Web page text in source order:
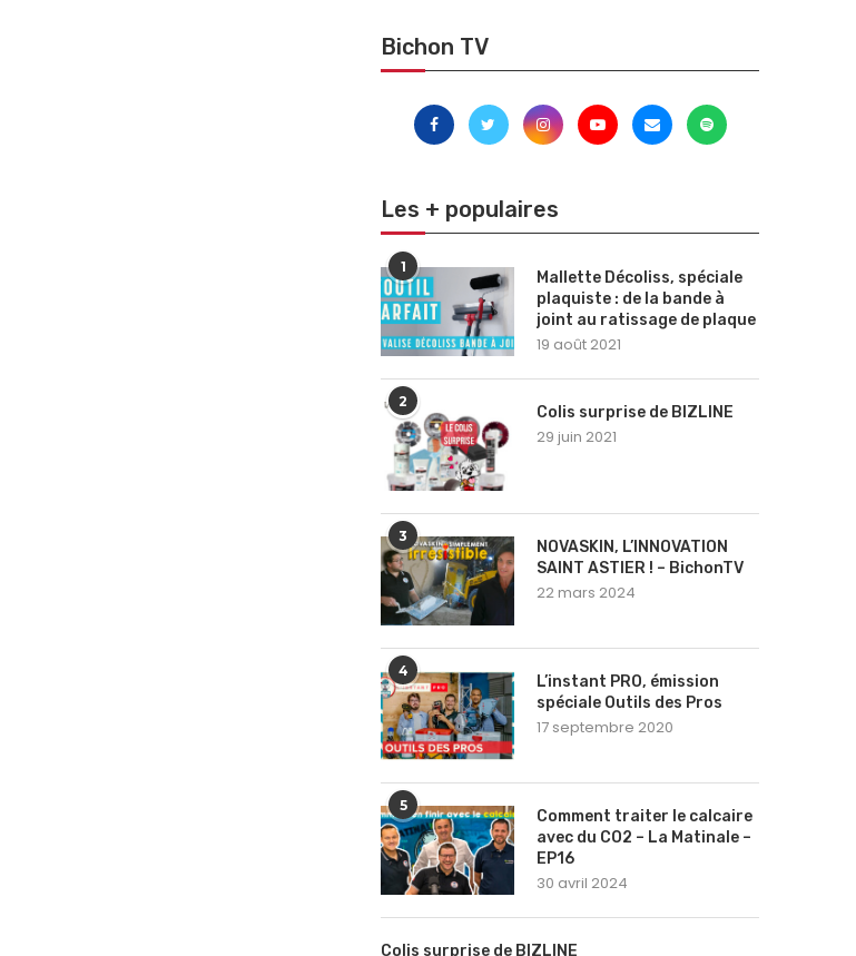
Bichon TV
Les + populaires
1
Mallette Décoliss, spéciale
plaquiste : de la bande à
joint au ratissage de plaque
19 août 2021
2
Colis surprise de BIZLINE
29 juin 2021
3
NOVASKIN, L’INNOVATION
SAINT ASTIER ! – BichonTV
22 mars 2024
4
L’instant PRO, émission
spéciale Outils des Pros
17 septembre 2020
5
Comment traiter le calcaire
avec du CO2 – La Matinale –
EP16
30 avril 2024
Colis surprise de BIZLINE